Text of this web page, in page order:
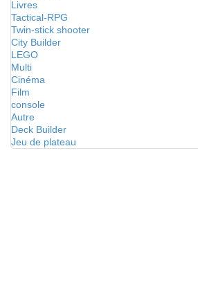
Livres
Tactical-RPG
Twin-stick shooter
City Builder
LEGO
Multi
Cinéma
Film
console
Autre
Deck Builder
Jeu de plateau